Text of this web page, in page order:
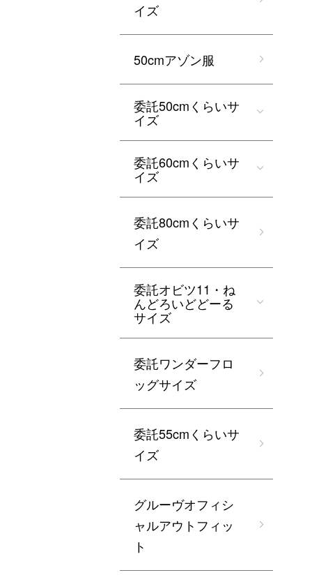
イズ
50cmアゾン服
委託50cmくらいサ
イズ
委託60cmくらいサ
イズ
委託80cmくらいサ
イズ
委託オビツ11・ね
んどろいどどーる
サイズ
委託ワンダーフロ
ッグサイズ
委託55cmくらいサ
イズ
グルーヴオフィシ
ャルアウトフィッ
ト